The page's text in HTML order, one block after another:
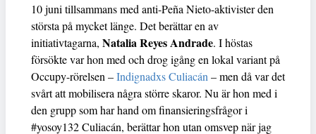
10 juni tillsammans med anti-Peña Nieto-aktivister den
största på mycket länge. Det berättar en av
initiativtagarna, Natalia Reyes Andrade. I höstas
försökte var hon med och drog igång en lokal variant på
Occupy-rörelsen –Indignadxs Culiacán – men då var det
svårt att mobilisera några större skaror. Nu är hon med i
den grupp som har hand om finansieringsfrågor i
#yosoy132 Culiacán, berättar hon utan omsvep när jag